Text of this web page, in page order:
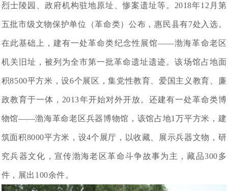
烈士陵园、政府机构驻地原址、惨案遗址等。2018年12月第
五批市级文物保护单位（革命类）公布，惠民县有7处入选。
在此基础上，建有一处革命类纪念性展馆——渤海革命老区
机关旧址，被列为全市第一批革命遗址遗迹。该场馆占地面
积8500平方米，设6个展区，集党性教育、爱国主义教育、廉
政教育于一体，2013年开始对外开放。还建有一处革命类博
物馆——渤海革命老区兵器博物馆，该馆占地1万平方米，建
筑面积8000平方米，设4个展厅，以收藏、展示兵器文物，研
究兵器文化，宣传渤海老区革命斗争故事为主，藏品300多
件，展出100余件。